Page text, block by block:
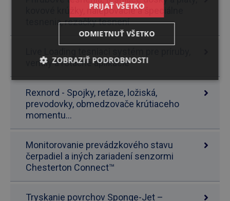
kovové krúžky, nalepovacie a špeciálne
tesnenia, rezačky tesnení
ventily a rotačné aplikácie
Rexnord - Spojky, reťaze, ložiská,
prevodovky, obmedzovače krútiaceho
momentu...
Monitorovanie prevádzkového stavu
čerpadiel a iných zariadení senzormi
Chesterton Connect™
Tryskanie povrchov Sponge-Jet –
PRIJAŤ VŠETKO
ODMIETNUŤ VŠETKO
ZOBRAZIŤ PODROBNOSTI